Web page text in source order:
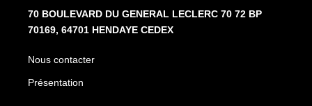
Notre Équipe
70 BOULEVARD DU GENERAL LECLERC 70 72 BP
70169, 64701 HENDAYE CEDEX
Nous contacter
Présentation